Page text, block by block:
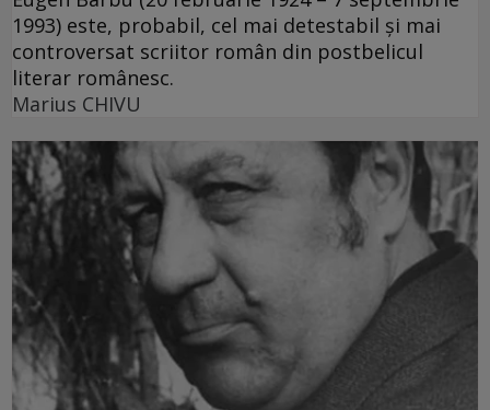
1993) este, probabil, cel mai detestabil și mai
controversat scriitor român din postbelicul
literar românesc.
Marius CHIVU